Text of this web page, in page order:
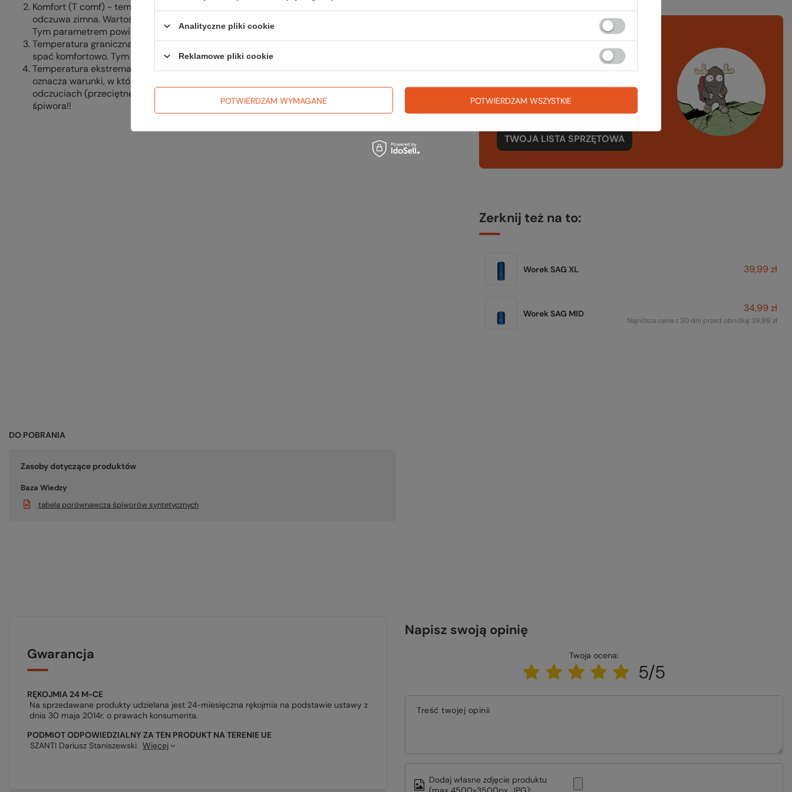
Komfort (T comf) - temperatura, w jakiej człowiek znajduje się w równowadze termicznej i nie
odczuwa zimna. Wartość ta odnosi się do (standardowej), najedzonej kobiety, po średnim wysiłku.
Tym parametrem powinny kierować się kobiety wybierając śpiwór.
Temperatura graniczna (T lim) - najniższa temperatura, w jakiej (standardowy mężczyzna) może
spać komfortowo. Tym parametrem powinni kierować się mężczyźni wybierając śpiwór.
Temperatura ekstremalna (T min) - przekroczenie tej wartości powoduje ryzyko hipotermii i
oznacza warunki, w których można przetrwać najwyżej sześć godzin (parametr oparty na
odczuciach (przeciętnej kobiety). Tą temperaturą nie powinniśmy się kierować przy zakupie
śpiwora!!
czy masz
na wyjazd w góry, kajak,
trekking, narty
TWOJA LISTA SPRZĘTOWA
Zerknij też na to:
Worek SAG XL 39,99 zł
Worek SAG MID 34,99 zł
Najniższa cena z 30 dni przed obniżką: 39,99 zł
DO POBRANIA
Zasoby dotyczące produktów
Baza Wiedzy
tabela porównawcza śpiworów syntetycznych
Gwarancja
RĘKOJMIA 24 M-CE
Na sprzedawane produkty udzielana jest 24-miesięczna rękojmia na podstawie ustawy z
dnia 30 maja 2014r. o prawach konsumenta.
PODMIOT ODPOWIEDZIALNY ZA TEN PRODUKT NA TERENIE UE
SZANTI Dariusz Staniszewski Więcej
Napisz swoją opinię
Twoja ocena:
5/5
Treść twojej opinii
Dodaj własne zdjęcie produktu
Analityczne pliki cookie
Reklamowe pliki cookie
POTWIERDZAM WYMAGANE POTWIERDZAM WSZYSTKIE